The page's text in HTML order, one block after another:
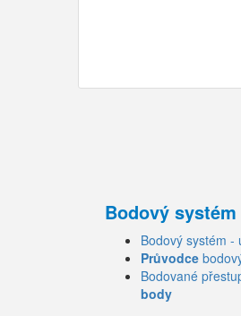
Bodový systém
Bodový systém -
Průvodce
Bodované
body